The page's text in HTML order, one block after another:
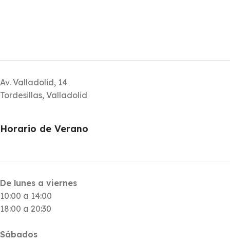
Av. Valladolid, 14
Tordesillas, Valladolid
Horario de Verano
De lunes a viernes
10:00 a 14:00
18:00 a 20:30
Sábados